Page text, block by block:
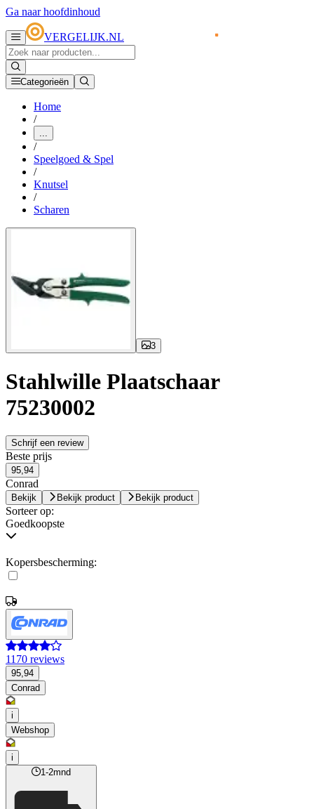
Ga naar hoofdinhoud
VERGELIJK.NL
Categorieën
Home
/
...
/
Speelgoed & Spel
/
Knutsel
/
Scharen
3
Stahlwille Plaatschaar
75230002
Schrijf een review
Beste prijs
95,94
Conrad
Bekijk Bekijk product Bekijk product
Sorteer op:
Goedkoopste
Kopersbescherming:
1170 reviews
95,94
Conrad
i
Webshop
i
1-2mnd